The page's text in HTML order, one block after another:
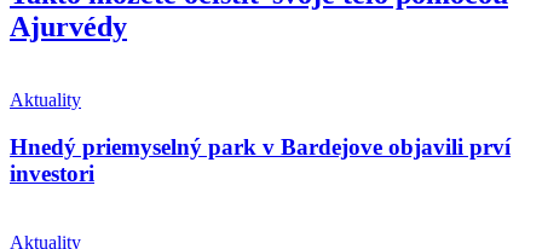
Ajurvédy
Aktuality
Hnedý priemyselný park v Bardejove objavili prví
investori
Aktuality